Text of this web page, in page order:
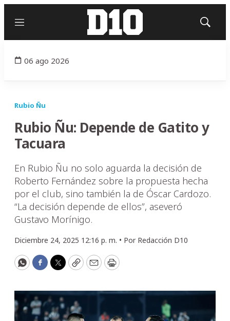
Menú
Mostrar
06 ago 2026
Rubio Ñu
Rubio Ñu: Depende de Gatito y
Tacuara
En Rubio Ñu no solo aguarda la decisión de
Roberto Fernández sobre la propuesta hecha
por el club, sino también la de Óscar Cardozo.
“La decisión depende de ellos”, aseveró
Gustavo Morínigo.
Diciembre 24, 2025 12:16 p. m. • Por Redacción D10
WhatsApp
Facebook
Twitter
CopyEmailPrint